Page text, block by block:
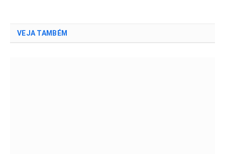
VEJA TAMBÉM